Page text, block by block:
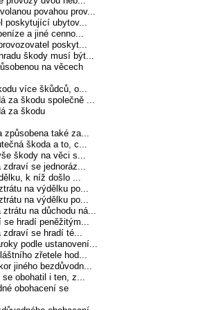
povahou prov...
poskytující ubytov...
a jiné cenno...
poskyt...
škody musí být...
na věcech
více škůdců, o...
za škodu společně ...
za škodu
způsobena také za...
škoda a to, c...
škody na věci s...
zdraví se jednoráz...
k níž došlo ...
na výdělku po...
na výdělku po...
na důchodu ná...
se hradí peněžitým...
zdraví se hradí té...
podle ustanovení...
zřetele hod...
jiného bezdůvodn...
se obohatil i ten, z...
obohacení se